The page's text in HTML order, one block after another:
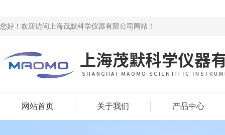
您好！欢迎访问上海茂默科学仪器有限公司网站！
网站首页 关于我们 产品中心